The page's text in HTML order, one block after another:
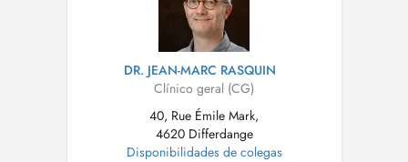
DR. JEAN-MARC RASQUIN
Clínico geral (CG)
40, Rue Émile Mark,
4620 Differdange
Disponibilidades de colegas